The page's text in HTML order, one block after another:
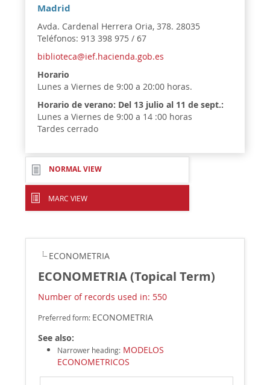
Madrid
Avda. Cardenal Herrera Oria, 378. 28035
Teléfonos: 913 398 975 / 67
biblioteca@ief.hacienda.gob.es
Horario
Lunes a Viernes de 9:00 a 20:00 horas.
Horario de verano: Del 13 julio al 11 de sept.:
Lunes a Viernes de 9:00 a 14 :00 horas
Tardes cerrado
NORMAL VIEW
MARC VIEW
ECONOMETRIA
ECONOMETRIA (Topical Term)
Number of records used in: 550
Preferred form: ECONOMETRIA
See also:
Narrower heading: MODELOS
ECONOMETRICOS